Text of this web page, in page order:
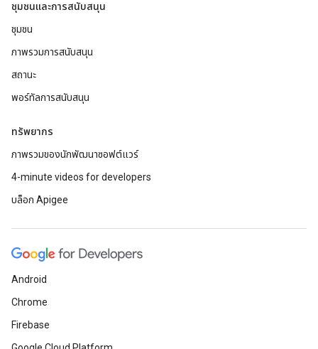
ชุมชนและการสนับสนุน
ชุมชน
ภาพรวมการสนับสนุน
สถานะ
พอร์ทัลการสนับสนุน
ทรัพยากร
ภาพรวมของนักพัฒนาซอฟต์แวร์
4-minute videos for developers
บล็อก Apigee
Android
Chrome
Firebase